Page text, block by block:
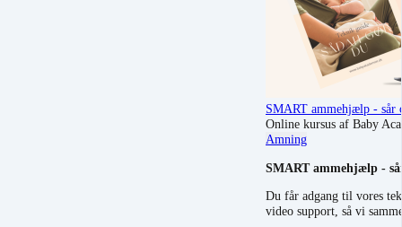
SMART ammehjælp - sår
Online kursus af Baby
Amning
SMART ammehjælp -
Du får adgang til vores
video support, så vi